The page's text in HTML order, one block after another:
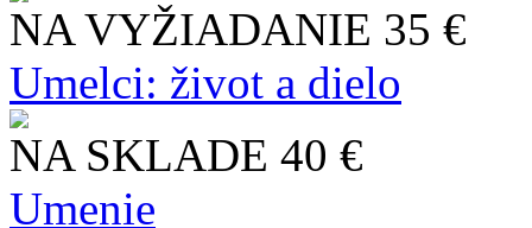
NA VYŽIADANIE 35 €
Umelci: život a dielo
NA SKLADE 40 €
Umenie